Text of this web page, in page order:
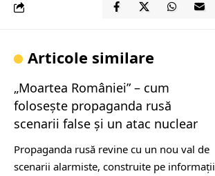
Articole similare
„Moartea României” – cum
folosește propaganda rusă
scenarii false și un atac nuclear
Propaganda rusă revine cu un nou val de
scenarii alarmiste, construite pe informații